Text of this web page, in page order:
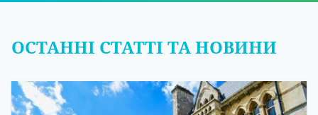
ОСТАННІ СТАТТІ ТА НОВИНИ